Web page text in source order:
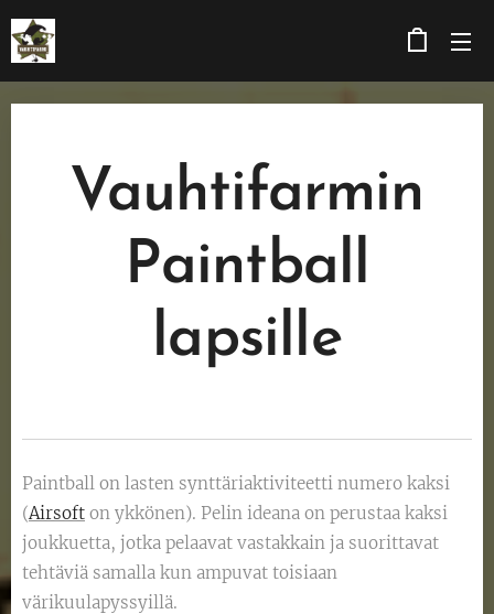
Vauhtifarmin
Paintball
lapsille
Paintball on lasten synttäriaktiviteetti numero kaksi
(Airsoft on ykkönen). Pelin ideana on perustaa kaksi
joukkuetta, jotka pelaavat vastakkain ja suorittavat
tehtäviä samalla kun ampuvat toisiaan
värikuulapyssyillä.